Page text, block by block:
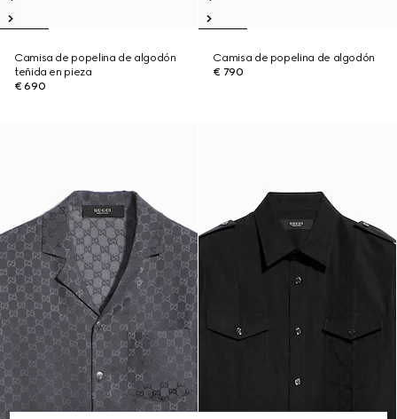
Camisa de popelina de algodón
teñida en pieza
€ 690
Camisa de popelina de algodón
€ 790